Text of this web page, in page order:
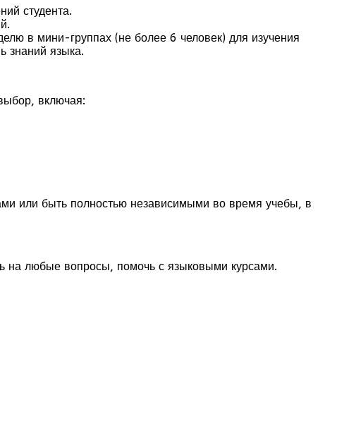
студента.
в мини-группах (не более 6 человек) для изучения
знаний языка.
включая:
или быть полностью независимыми во время учебы, в
на любые вопросы, помочь с языковыми курсами.